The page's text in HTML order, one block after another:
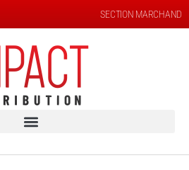
SECTION MARCHAND